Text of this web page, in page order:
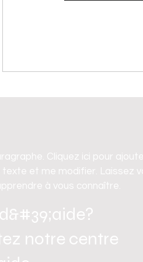
Cliquez ici pour
et me modifier. Laissez
à vous connaître.
notre centre